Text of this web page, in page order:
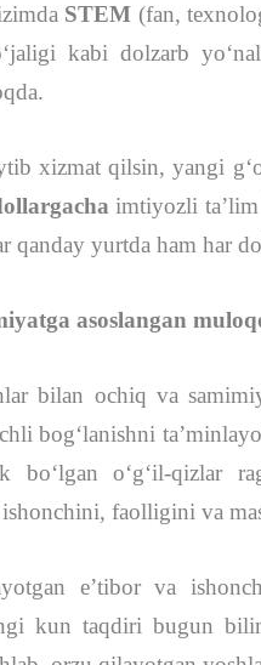
STEM (fan,
kabi dolzarb
xizmat qilsin, yangi
imtiyozli
qanday yurtda ham har
asoslangan
bilan ochiq va
bogʻlanishni
bo‘lgan o‘g‘il-qizlar
faolligini va
e’tibor va
kun taqdiri bugun